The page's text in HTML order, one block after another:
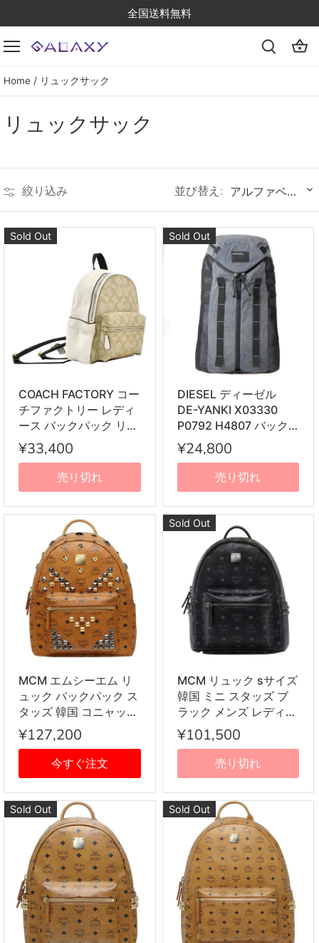
to
content
全国送料無料
Home / リュックサック
リュックサック
絞り込み 並び替え: アルファベット順, A-Z
Sold Out
COACH FACTORY コー
チファクトリー レディ
ース バックパック リュ
ックサック アイボリー
F58315 IMDQC
¥33,400
売り切れ
Sold Out
DIESEL ディーゼル
DE-YANKI X03330
P0792 H4807 バック
パック リュックサック
LIGHT BLUE/BLACK
¥24,800
売り切れ
MCM エムシーエム リ
ュック バックパック ス
タッズ 韓国 コニャック
正規 おしゃれ レディー
ス メンズ ブランド デ
イパック 通勤 通学バッ
グ 男女兼用 レザー 新
品 スタークバックパッ
ク スモール/STARK
BACKPACK SML M型
スタッズ
¥127,200
今すぐ注文
Sold Out
MCM リュック sサイズ
韓国 ミニ スタッズ ブ
ラック メンズ レディー
ス バッグ エムシーエム
MMK5SVE37 BP BK
BK001 スモール バック
パック スターク STARK
BACKPACK STUD
SMALL リュック デイ
パック リュックサック
¥101,500
売り切れ
Sold Out Sold Out